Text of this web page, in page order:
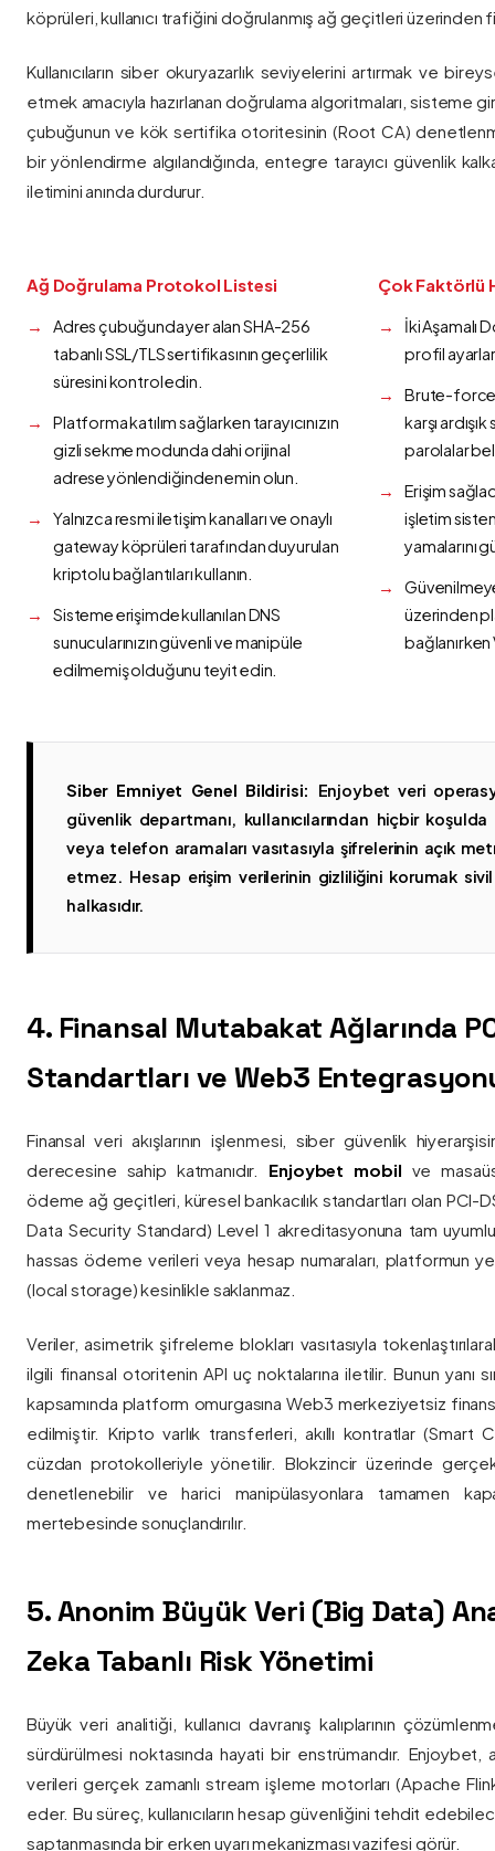
köprüleri, kullanıcı trafiğini doğrulanmış ağ geçitleri üzerinden
Kullanıcıların siber okuryazarlık seviyelerini artırmak ve
etmek amacıyla hazırlanan doğrulama algoritmaları, sisteme
çubuğunun ve kök sertifika otoritesinin (Root CA)
bir yönlendirme algılandığında, entegre tarayıcı güvenlik
iletimini anında durdurur.
Ağ Doğrulama Protokol Listesi
Adres çubuğunda yer alan SHA-256
tabanlı SSL/TLS sertifikasının geçerlilik
süresini kontrol edin.
Platforma katılım sağlarken tarayıcınızın
gizli sekme modunda dahi orijinal
adrese yönlendiğinden emin olun.
Yalnızca resmi iletişim kanalları ve onaylı
gateway köprüleri tarafından duyurulan
kriptolu bağlantıları kullanın.
Sisteme erişimde kullanılan DNS
sunucularınızın güvenli ve manipüle
edilmemiş olduğunu teyit edin.
Çok Faktörlü
İki Aşamalı
profil
Brute-force
karşı
parolalar
Erişim
işletim
yamalarını
üzerinden
bağlanırken
Siber Emniyet Genel Bildirisi:
Enjoybet veri
güvenlik departmanı, kullanıcılarından hiçbir
veya telefon aramaları vasıtasıyla şifrelerinin açık
etmez. Hesap erişim verilerinin gizliliğini korumak
halkasıdır.
4. Finansal Mutabakat Ağlarında
Standartları ve Web3
Finansal veri akışlarının işlenmesi, siber güvenlik
derecesine sahip katmanıdır. Enjoybet mobil ve
ödeme ağ geçitleri, küresel bankacılık standartları olan PCI-
Data Security Standard) Level 1 akreditasyonuna tam
hassas ödeme verileri veya hesap numaraları, platformun
(local storage) kesinlikle saklanmaz.
Veriler, asimetrik şifreleme blokları vasıtasıyla
ilgili finansal otoritenin API uç noktalarına iletilir. Bunun yanı
kapsamında platform omurgasına Web3 merkeziyetsiz
edilmiştir. Kripto varlık transferleri, akıllı kontratlar (Smart
cüzdan protokolleriyle yönetilir. Blokzincir üzerinde
denetlenebilir ve harici manipülasyonlara tamamen
mertebesinde sonuçlandırılır.
5. Anonim Büyük Veri (Big Data)
Zeka Tabanlı Risk Yönetimi
Büyük veri analitiği, kullanıcı davranış kalıplarının
sürdürülmesi noktasında hayati bir enstrümandır. Enjoybet,
verileri gerçek zamanlı stream işleme motorları (Apache Flink
eder. Bu süreç, kullanıcıların hesap güvenliğini tehdit
saptanmasında bir erken uyarı mekanizması vazifesi görür.